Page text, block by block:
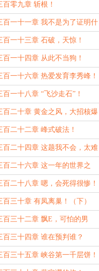
百零九章 斩根！
百一十一章 我不是为了证明什
百一十三章 石破，天惊！
百一十四章 从此不当狗！
百一十六章 热爱发育李秀峰！
百一十八章 “飞沙走石”！
百二十章 黄金之风，大招核爆
百二十二章 峰式破法！
百二十四章 这题我不会，太难
百二十六章 这一年的世界之
（求月票求订阅）
百二十八章 嗯，会死得很惨！
月票求订阅）
百三十章 有凤离巢！（下）
百三十二章 飘E，可怕的男
（求月票求订阅！）
百三十四章 谁在预判谁？
百三十五章 峡谷第一千层饼！